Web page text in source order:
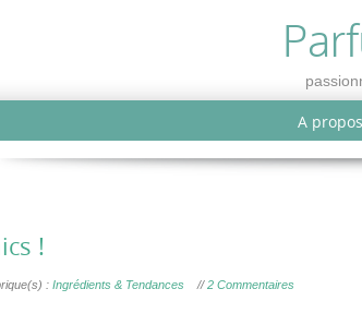
A propos
!
: Ingrédients & Tendances //2 Commentaires